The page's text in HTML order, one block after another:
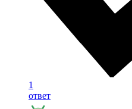
1
ответ